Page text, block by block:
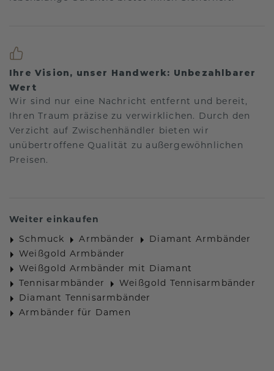
Ihre Vision, unser Handwerk: Unbezahlbarer
Wert
Wir sind nur eine Nachricht entfernt und bereit,
Ihren Traum präzise zu verwirklichen. Durch den
Verzicht auf Zwischenhändler bieten wir
unübertroffene Qualität zu außergewöhnlichen
Preisen.
Weiter einkaufen
Schmuck Armbänder
Diamant Armbänder
Weißgold Armbänder
Weißgold Armbänder mit Diamant
Tennisarmbänder
Weißgold Tennisarmbänder
Diamant Tennisarmbänder
Armbänder für Damen